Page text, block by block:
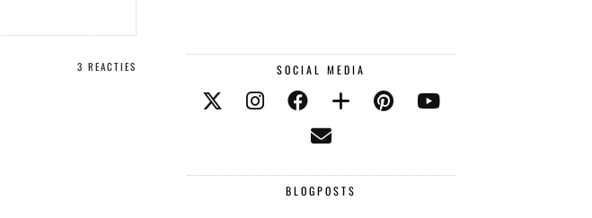
3 REACTIES SOCIAL MEDIA
BLOGPOSTS